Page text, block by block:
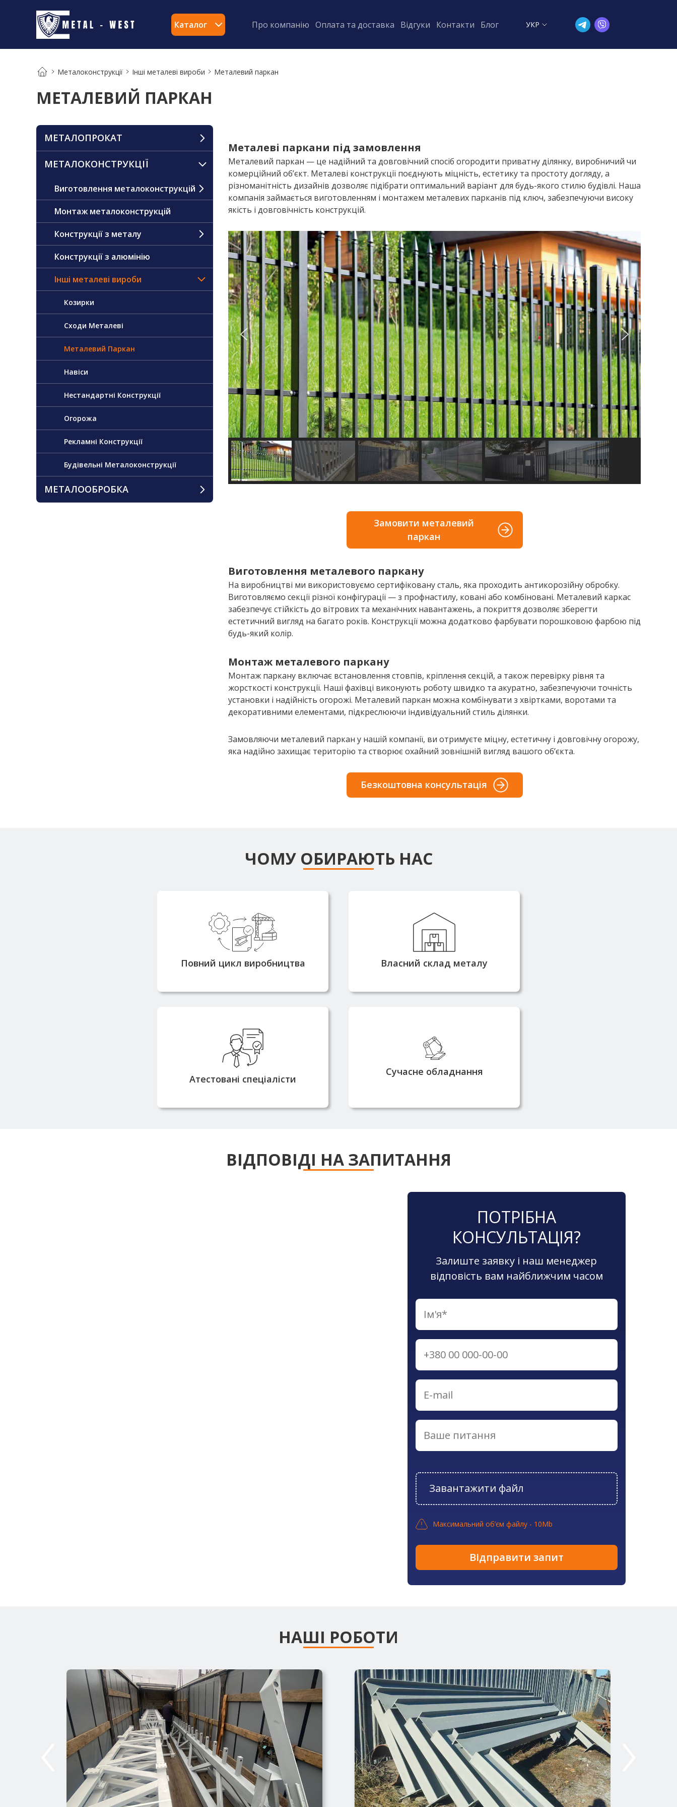
Каталог Про компанію Оплата та доставка Відгуки Контакти Блог УКР
Металоконструкції Інші металеві вироби Металевий паркан
МЕТАЛЕВИЙ ПАРКАН
МЕТАЛОПРОКАТ
МЕТАЛОКОНСТРУКЦІЇ
Виготовлення металоконструкцій
Монтаж металоконструкцій
Конструкції з металу
Конструкції з алюмінію
Інші металеві вироби
Козирки
Сходи Металеві
Металевий Паркан
Навіси
Нестандартні Конструкції
Огорожа
Рекламні Конструкції
Будівельні Металоконструкції
МЕТАЛООБРОБКА
Металеві паркани під замовлення
Металевий паркан — це надійний та довговічний спосіб огородити приватну ділянку, виробничий чи
комерційний об’єкт. Металеві конструкції поєднують міцність, естетику та простоту догляду, а
різноманітність дизайнів дозволяє підібрати оптимальний варіант для будь-якого стилю будівлі. Наша
компанія займається виготовленням і монтажем металевих парканів під ключ, забезпечуючи високу
якість і довговічність конструкцій.
Замовити металевий
паркан
Виготовлення металевого паркану
На виробництві ми використовуємо сертифіковану сталь, яка проходить антикорозійну обробку.
Виготовляємо секції різної конфігурації — з профнастилу, ковані або комбіновані. Металевий каркас
забезпечує стійкість до вітрових та механічних навантажень, а покриття дозволяє зберегти
естетичний вигляд на багато років. Конструкції можна додатково фарбувати порошковою фарбою під
будь-який колір.
Монтаж металевого паркану
Монтаж паркану включає встановлення стовпів, кріплення секцій, а також перевірку рівня та
жорсткості конструкції. Наші фахівці виконують роботу швидко та акуратно, забезпечуючи точність
установки і надійність огорожі. Металевий паркан можна комбінувати з хвіртками, воротами та
декоративними елементами, підкреслюючи індивідуальний стиль ділянки.
Замовляючи металевий паркан у нашій компанії, ви отримуєте міцну, естетичну і довговічну огорожу,
яка надійно захищає територію та створює охайний зовнішній вигляд вашого об’єкта.
Безкоштовна консультація
ЧОМУ ОБИРАЮТЬ НАС
Повний цикл виробництва
Контролюємо якість
виробництва
металоконструкцій на всіх
етапах: від проєктування до
монтажу
Власний склад металу
Власна металобаза дозволяє
швидко доставляти матеріал у
виробничий цех, пропонувати
кращі ціни та контролювати
якістьничий цех.
Атестовані спеціалісти
Усі наші працівники мають
відповідні допуски й проходять
обов’язкову атестацію для
виконання робіт
Сучасне обладнання
Виробництво оснащене точним
зварювальним, гнутильним і
різальним обладнанням
останнього покоління
ВІДПОВІДІ НА ЗАПИТАННЯ
ПОТРІБНА
КОНСУЛЬТАЦІЯ?
Залиште заявку і наш менеджер
відповість вам найближчим часом
Завантажити файл
Максимальний об’єм файлу - 10Mb
НАШІ РОБОТИ